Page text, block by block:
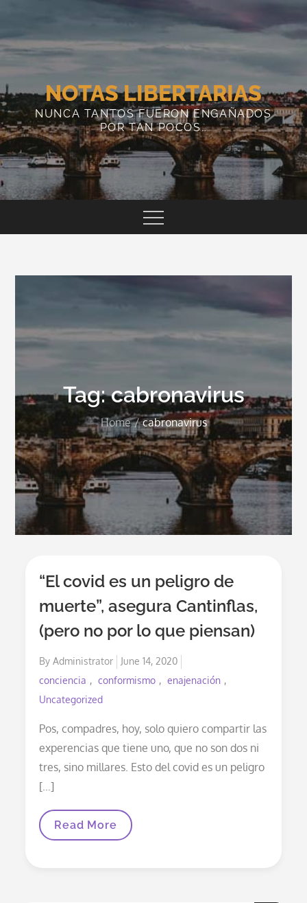
content
NOTAS LIBERTARIAS
NUNCA TANTOS FUERON ENGAÑADOS
POR TAN POCOS…
Tag:cabronavirus
Home cabronavirus
“El covid es un peligro de
muerte”, asegura Cantinflas,
(pero no por lo que piensan)
ByAdministrator
Posted
on
June 14, 2020
conciencia
conformismo
enajenación
Uncategorized
Pos, compadres, hoy, solo quiero compartir las
experencias que tiene uno, que no son dos ni
tres, sino millares. Esto del covid es un peligro
[…]
“El
Read More